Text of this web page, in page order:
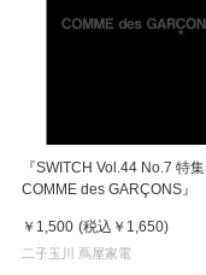
『SWITCH Vol.44 No.7 特集
COMME des GARÇONS』
￥1,500 (税込 ￥1,650)
二子玉川 蔦屋家電